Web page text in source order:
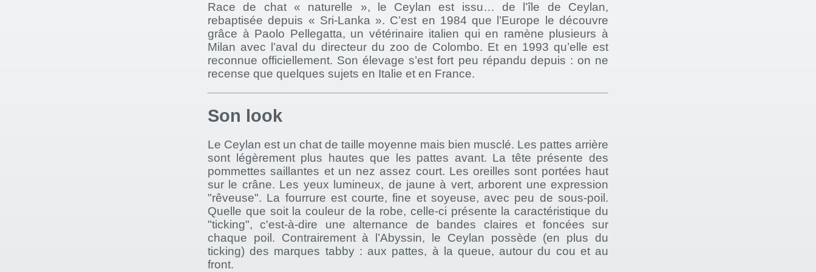
Race de chat « naturelle », le Ceylan est issu… de l’île de Ceylan,
rebaptisée depuis « Sri-Lanka ». C’est en 1984 que l’Europe le découvre
grâce à Paolo Pellegatta, un vétérinaire italien qui en ramène plusieurs à
Milan avec l’aval du directeur du zoo de Colombo. Et en 1993 qu’elle est
reconnue officiellement. Son élevage s’est fort peu répandu depuis : on ne
recense que quelques sujets en Italie et en France.
Son look
Le Ceylan est un chat de taille moyenne mais bien musclé. Les pattes arrière
sont légèrement plus hautes que les pattes avant. La tête présente des
pommettes saillantes et un nez assez court. Les oreilles sont portées haut
sur le crâne. Les yeux lumineux, de jaune à vert, arborent une expression
"rêveuse". La fourrure est courte, fine et soyeuse, avec peu de sous-poil.
Quelle que soit la couleur de la robe, celle-ci présente la caractéristique du
"ticking", c'est-à-dire une alternance de bandes claires et foncées sur
chaque poil. Contrairement à l’Abyssin, le Ceylan possède (en plus du
ticking) des marques tabby : aux pattes, à la queue, autour du cou et au
front.